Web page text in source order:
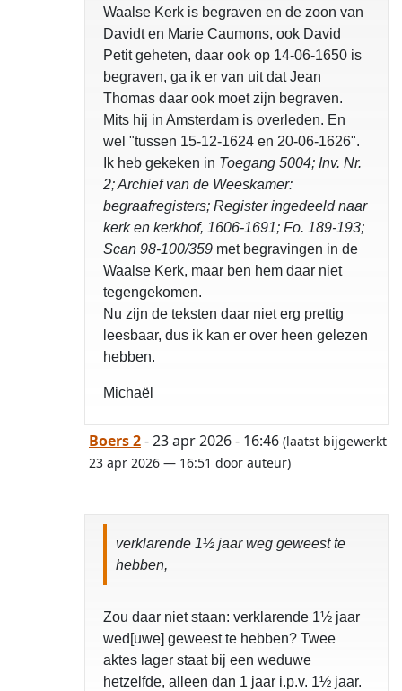
Waalse Kerk is begraven en de zoon van
Davidt en Marie Caumons, ook David
Petit geheten, daar ook op 14-06-1650 is
begraven, ga ik er van uit dat Jean
Thomas daar ook moet zijn begraven.
Mits hij in Amsterdam is overleden. En
wel "tussen 15-12-1624 en 20-06-1626".
Ik heb gekeken in Toegang 5004; Inv. Nr.
2; Archief van de Weeskamer:
begraafregisters; Register ingedeeld naar
kerk en kerkhof, 1606-1691; Fo. 189-193;
Scan 98-100/359 met begravingen in de
Waalse Kerk, maar ben hem daar niet
tegengekomen.
Nu zijn de teksten daar niet erg prettig
leesbaar, dus ik kan er over heen gelezen
hebben.
Michaël
Boers 2- 23 apr 2026 - 16:46 (laatst bijgewerkt
23 apr 2026 — 16:51 door auteur)
verklarende 1½ jaar weg geweest te
hebben,
Zou daar niet staan: verklarende 1½ jaar
wed[uwe] geweest te hebben? Twee
aktes lager staat bij een weduwe
hetzelfde, alleen dan 1 jaar i.p.v. 1½ jaar.